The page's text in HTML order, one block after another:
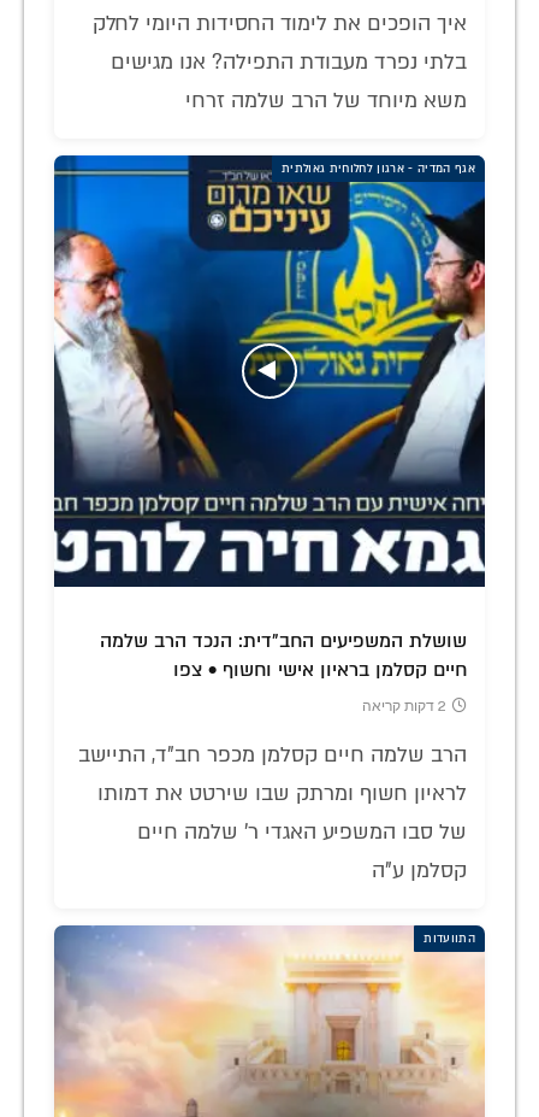
איך הופכים את לימוד החסידות היומי לחלק
בלתי נפרד מעבודת התפילה? אנו מגישים
משא מיוחד של הרב שלמה זרחי
אגף המדיה - ארגון לחלוחית גאולתית
שושלת המשפיעים החב"דית: הנכד הרב שלמה
חיים קסלמן בראיון אישי וחשוף • צפו
2 דקות קריאה
הרב שלמה חיים קסלמן מכפר חב"ד, התיישב
לראיון חשוף ומרתק שבו שירטט את דמותו
של סבו המשפיע האגדי ר' שלמה חיים
קסלמן ע"ה
התוועדות